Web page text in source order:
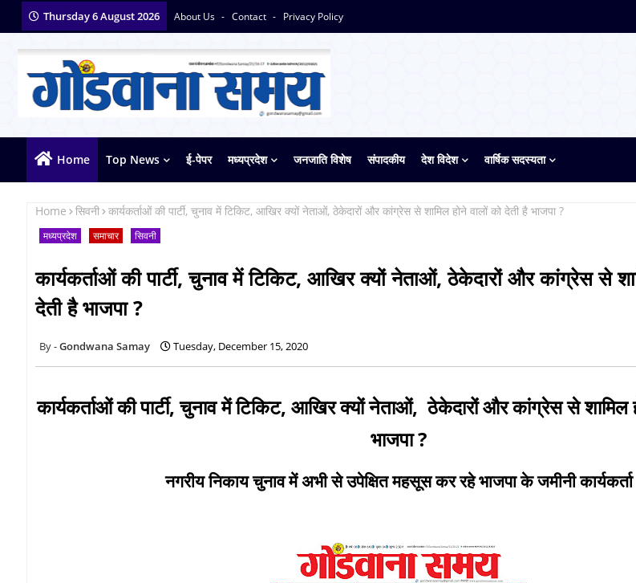
Thursday 6 August 2026 About Us Contact Privacy Policy
Home Top News ई-पेपर मध्यप्रदेश जनजाति विशेष संपादकीय देश विदेश वार्षिक सदस्यता
Home सिवनी कार्यकर्ताओं की पार्टी, चुनाव में टिकिट, आखिर क्यों नेताओं, ठेकेदारों और कांग्रेस से शामिल होने वालों को देती है भाजपा ?
मध्यप्रदेश समाचार सिवनी
कार्यकर्ताओं की पार्टी, चुनाव में टिकिट, आखिर क्यों नेताओं, ठेकेदारों और कांग्रेस से
देती है भाजपा ?
Gondwana Samay Tuesday, December 15, 2020
कार्यकर्ताओं की पार्टी, चुनाव में टिकिट, आखिर क्यों नेताओं, ठेकेदारों और कांग्रेस से शामिल
भाजपा ?
नगरीय निकाय चुनाव में अभी से उपेक्षित महसूस कर रहे भाजपा के जमीनी कार्यकर्ता